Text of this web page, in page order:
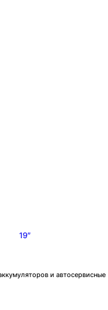
19″
и автосервисные